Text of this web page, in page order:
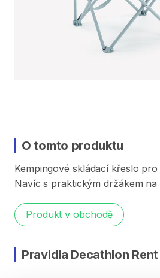
O tomto produktu
Kempingové skládací křeslo pro
Navíc s praktickým držákem na
Produkt v obchodě
Pravidla Decathlon Rent